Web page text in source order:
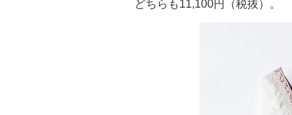
どちらも11,100円（税抜）。